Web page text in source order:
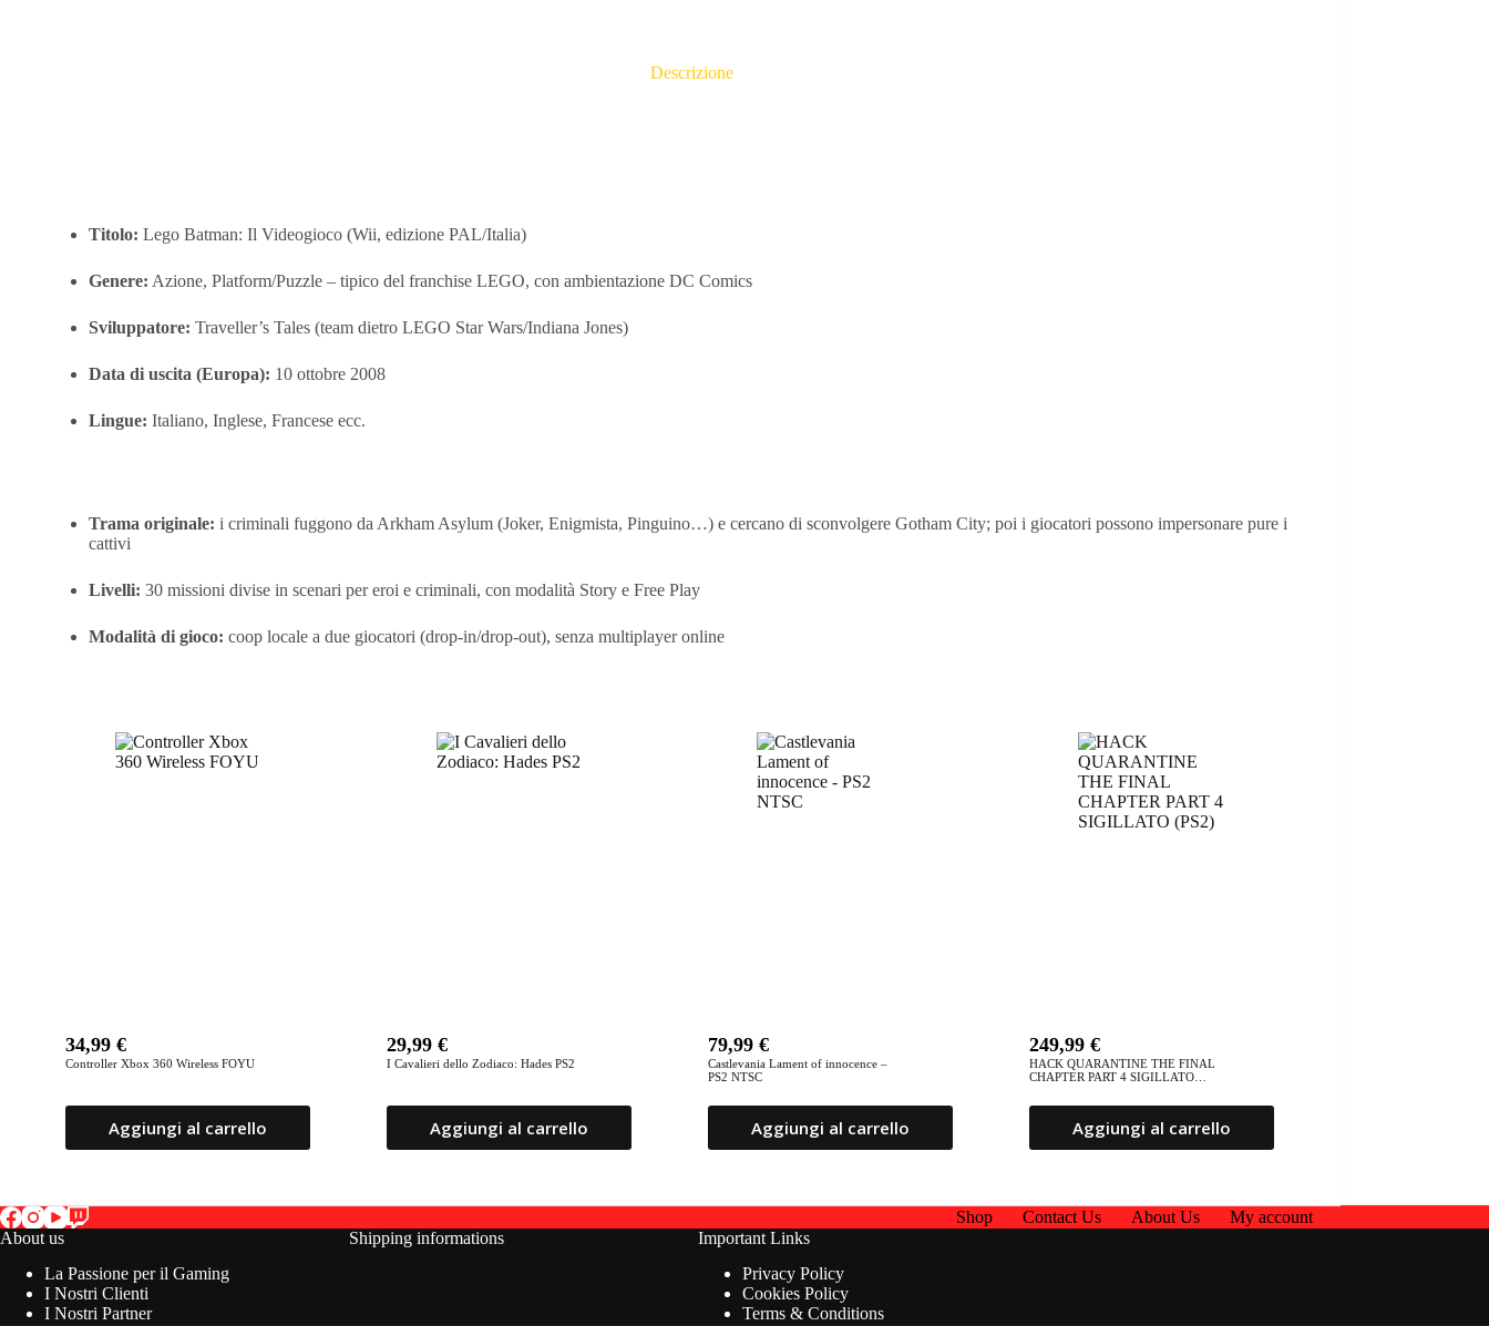
Descrizione
Titolo: Lego Batman: Il Videogioco (Wii, edizione PAL/Italia)
Genere: Azione, Platform/Puzzle – tipico del franchise LEGO, con ambientazione DC Comics
Sviluppatore: Traveller’s Tales (team dietro LEGO Star Wars/Indiana Jones)
Data di uscita (Europa): 10 ottobre 2008
Lingue: Italiano, Inglese, Francese ecc.
Trama originale: i criminali fuggono da Arkham Asylum (Joker, Enigmista, Pinguino…) e cercano di sconvolgere Gotham City; poi i giocatori possono impersonare pure i
cattivi
Livelli: 30 missioni divise in scenari per eroi e criminali, con modalità Story e Free Play
Modalità di gioco: coop locale a due giocatori (drop‑in/drop‑out), senza multiplayer online
Controller Xbox 360 Wireless FOYU
34,99€
Aggiungi al carrello
​I Cavalieri dello Zodiaco: Hades PS2
29,99€
Aggiungi al carrello
Castlevania Lament of innocence –
PS2 NTSC
79,99€
Aggiungi al carrello
HACK QUARANTINE THE FINAL
CHAPTER PART 4 SIGILLATO
249,99€
Aggiungi al carrello
Shop Contact Us About Us
My account
About us
La Passione per il Gaming
I Nostri Clienti
I Nostri Partner
Shipping informations
Important Links
Privacy Policy
Cookies Policy
Terms & Conditions